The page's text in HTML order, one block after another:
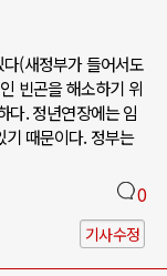
(새정부가 들어서도
빈곤을 해소하기 위
다. 정년연장에는 임
때문이다. 정부는
0
기사수정